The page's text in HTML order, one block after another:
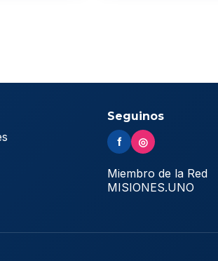
Seguinos
f ◎
Miembro de la Red
MISIONES.UNO